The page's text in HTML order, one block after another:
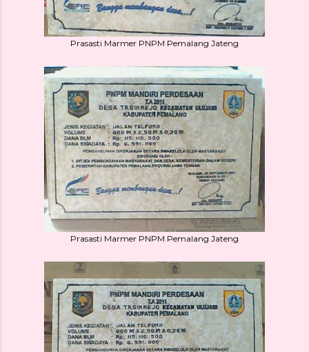
Prasasti Marmer PNPM Pemalang Jateng
Prasasti Marmer PNPM Pemalang Jateng